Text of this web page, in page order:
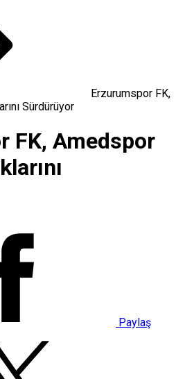
Erzurumspor FK,
Sürdürüyor
FK, Amedspor
Paylaş